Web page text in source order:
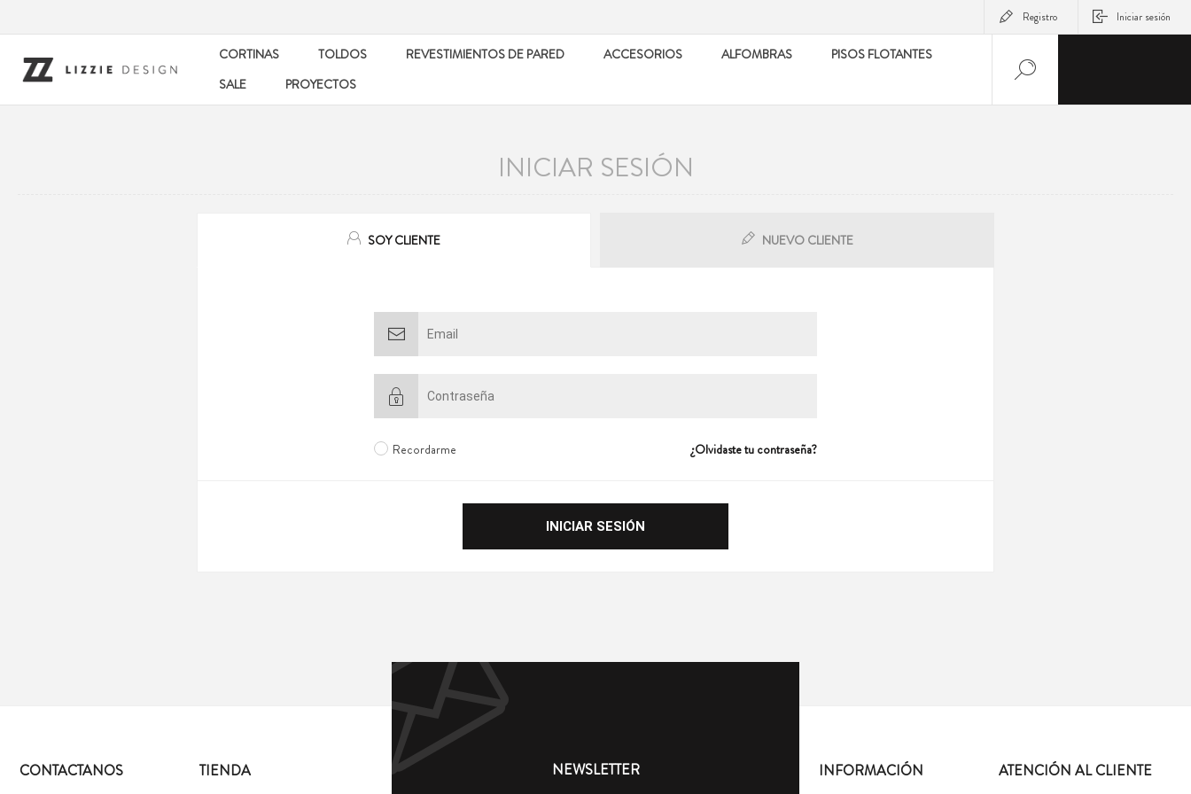
Registro Iniciar sesión
CORTINAS TOLDOS REVESTIMIENTOS DE PARED ACCESORIOS ALFOMBRAS
PISOS FLOTANTES
SALE
PROYECTOS
INICIAR SESIÓN
SOY CLIENTE NUEVO CLIENTE
Recordarme ¿Olvidaste tu contraseña?
NEWSLETTER
CONTACTANOS TIENDA INFORMACIÓN ATENCIÓN AL CLIENTE